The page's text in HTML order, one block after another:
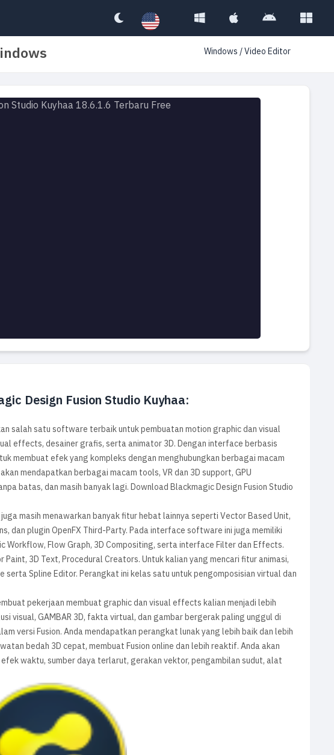
Windows/Video Editor
Design Fusion Studio Kuyhaa:
salah satu software terbaik untuk pembuatan motion graphic dan visual
effects, desainer grafis, serta animator 3D. Dengan interface berbasis
membuat efek yang kompleks dengan menghubungkan berbagai macam
mendapatkan berbagai macam tools, VR dan 3D support, GPU
batas, dan masih banyak lagi. Download Blackmagic Design Fusion Studio
masih menawarkan banyak fitur hebat lainnya seperti Vector Based Unit,
dan plugin OpenFX Third-Party. Pada interface software ini juga memiliki
Flow Graph, 3D Compositing, serta interface Filter dan Effects.
3D Text, Procedural Creators. Untuk kalian yang mencari fitur animasi,
Spline Editor. Perangkat ini kelas satu untuk pengomposisian virtual dan
pekerjaan membuat graphic dan visual effects kalian menjadi lebih
visual, GAMBAR 3D, fakta virtual, dan gambar bergerak paling unggul di
versi Fusion. Anda mendapatkan perangkat lunak yang lebih baik dan lebih
bedah 3D cepat, membuat Fusion online dan lebih reaktif. Anda akan
waktu, sumber daya terlarut, gerakan vektor, pengambilan sudut, alat